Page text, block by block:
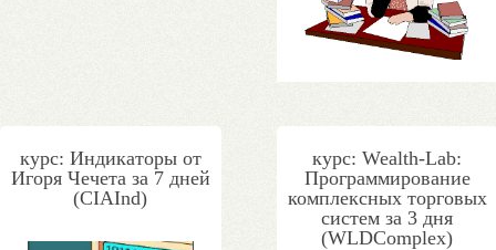
курс: Индикаторы от
Игоря Чечета за 7 дней
(CIAInd)
курс: Wealth-Lab:
Программирование
комплексных торговых
систем за 3 дня
(WLDComplex)